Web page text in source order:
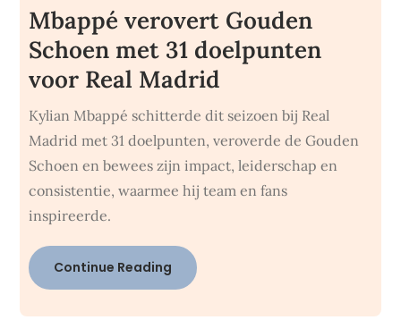
Mbappé verovert Gouden
Schoen met 31 doelpunten
voor Real Madrid
Kylian Mbappé schitterde dit seizoen bij Real
Madrid met 31 doelpunten, veroverde de Gouden
Schoen en bewees zijn impact, leiderschap en
consistentie, waarmee hij team en fans
inspireerde.
Continue Reading